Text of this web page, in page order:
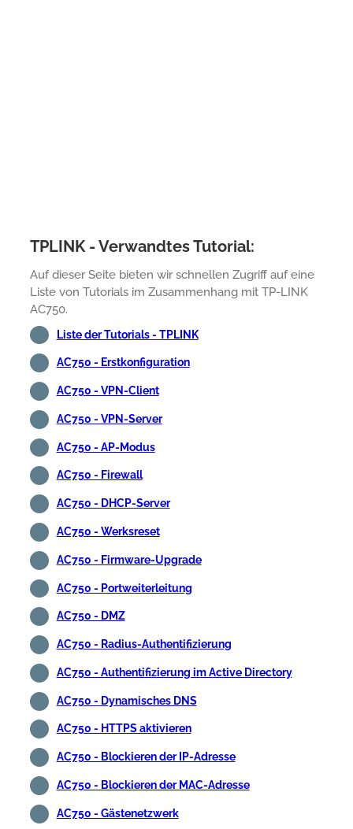
TPLINK - Verwandtes Tutorial:
Auf dieser Seite bieten wir schnellen Zugriff auf eine
Liste von Tutorials im Zusammenhang mit TP-LINK
AC750.
Liste der Tutorials - TPLINK
AC750 - Erstkonfiguration
AC750 - VPN-Client
AC750 - VPN-Server
AC750 - AP-Modus
AC750 - Firewall
AC750 - DHCP-Server
AC750 - Werksreset
AC750 - Firmware-Upgrade
AC750 - Portweiterleitung
AC750 - DMZ
AC750 - Radius-Authentifizierung
AC750 - Authentifizierung im Active Directory
AC750 - Dynamisches DNS
AC750 - HTTPS aktivieren
AC750 - Blockieren der IP-Adresse
AC750 - Blockieren der MAC-Adresse
AC750 - Gästenetzwerk